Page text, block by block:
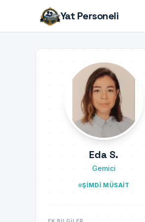
Yat Personeli
Eda S.
Gemici
ŞIMDI MÜSAIT